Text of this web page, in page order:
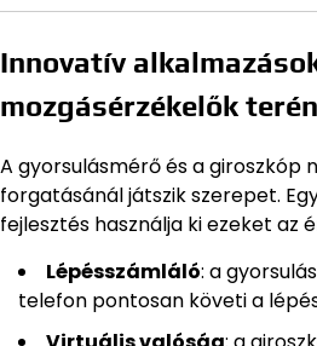
Innovatív
mozgásérzékelők terén
A gyorsulásmérő és a giroszkóp
forgatásánál játszik szerepet.
fejlesztés használja ki ezeket az
Lépésszámláló: a
telefon pontosan követi a